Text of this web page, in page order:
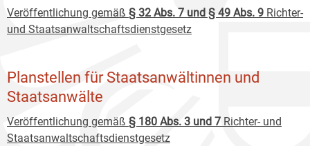
Veröffentlichung gemäß § 32 Abs. 7 und § 49 Abs. 9 Richter-
und Staatsanwaltschaftsdienstgesetz
Planstellen für Staatsanwältinnen und
Staatsanwälte
Veröffentlichung gemäß § 180 Abs. 3 und 7 Richter- und
Staatsanwaltschaftsdienstgesetz